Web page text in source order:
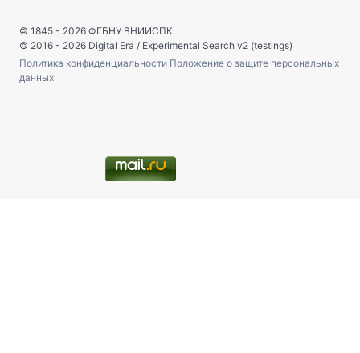
© 1845 - 2026 ФГБНУ ВНИИСПК
© 2016 - 2026 Digital Era / Experimental Search v2 (testings)
Политика конфиденциальности Положение о защите персональных
данных